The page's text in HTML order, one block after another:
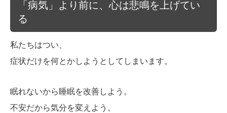
「病気」より前に、心は悲鳴を上げてい
る
私たちはつい、
症状だけを何とかしようとしてしまいます。
眠れないから睡眠を改善しよう。
不安だから気分を変えよう。